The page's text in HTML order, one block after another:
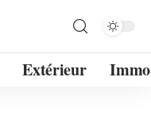
Extérieur Immo